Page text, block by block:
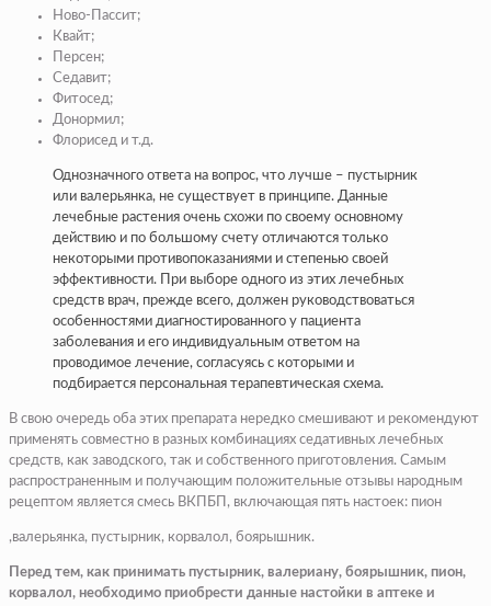
Ново-Пассит;
Квайт;
Персен;
Седавит;
Фитосед;
Донормил;
Флорисед и т.д.
Однозначного ответа на вопрос, что лучше – пустырник
или валерьянка, не существует в принципе. Данные
лечебные растения очень схожи по своему основному
действию и по большому счету отличаются только
некоторыми противопоказаниями и степенью своей
эффективности. При выборе одного из этих лечебных
средств врач, прежде всего, должен руководствоваться
особенностями диагностированного у пациента
заболевания и его индивидуальным ответом на
проводимое лечение, согласуясь с которыми и
подбирается персональная терапевтическая схема.
В свою очередь оба этих препарата нередко смешивают и рекомендуют
применять совместно в разных комбинациях седативных лечебных
средств, как заводского, так и собственного приготовления. Самым
распространенным и получающим положительные отзывы народным
рецептом является смесь ВКПБП, включающая пять настоек: пион
,валерьянка, пустырник, корвалол, боярышник.
Перед тем, как принимать пустырник, валериану, боярышник, пион,
корвалол, необходимо приобрести данные настойки в аптеке и